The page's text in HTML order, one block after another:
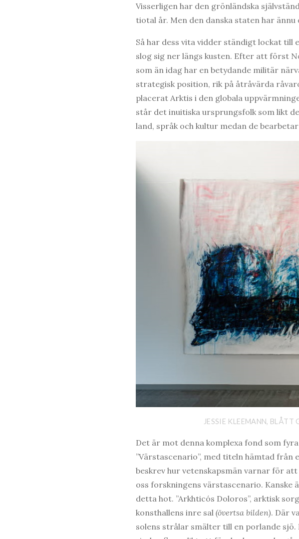
Visserligen har den grönländska
tiotal år. Men den danska staten har
Så har dess vita vidder ständigt lockat till
slog sig ner längs kusten. Efter att först
som än idag har en betydande militär
strategisk position, rik på åtråvärda
placerat Arktis i den globala
står det inuitiska ursprungsfolk som likt
land, språk och kultur medan de
JESSIE KLEEMANN,
Det är mot denna komplexa fond som
”Värstascenario”, med titeln hämtad
beskrev hur vetenskapsmän varnar för
oss forskningens värstascenario. Kanske
detta hot. ”Arkhticós Doloros”, arktisk
konsthallens inre sal (övertsa bilden). Där
solens strålar smälter till en porlande